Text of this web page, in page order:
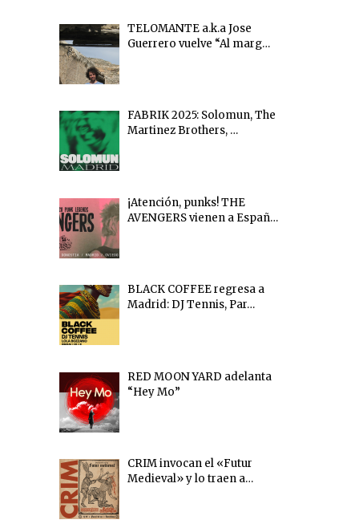
TELOMANTE a.k.a Jose
Guerrero vuelve “Al marg…
FABRIK 2025: Solomun, The
Martinez Brothers, …
¡Atención, punks! THE
AVENGERS vienen a Españ…
BLACK COFFEE regresa a
Madrid: DJ Tennis, Par…
RED MOON YARD adelanta
“Hey Mo”
CRIM invocan el «Futur
Medieval» y lo traen a…